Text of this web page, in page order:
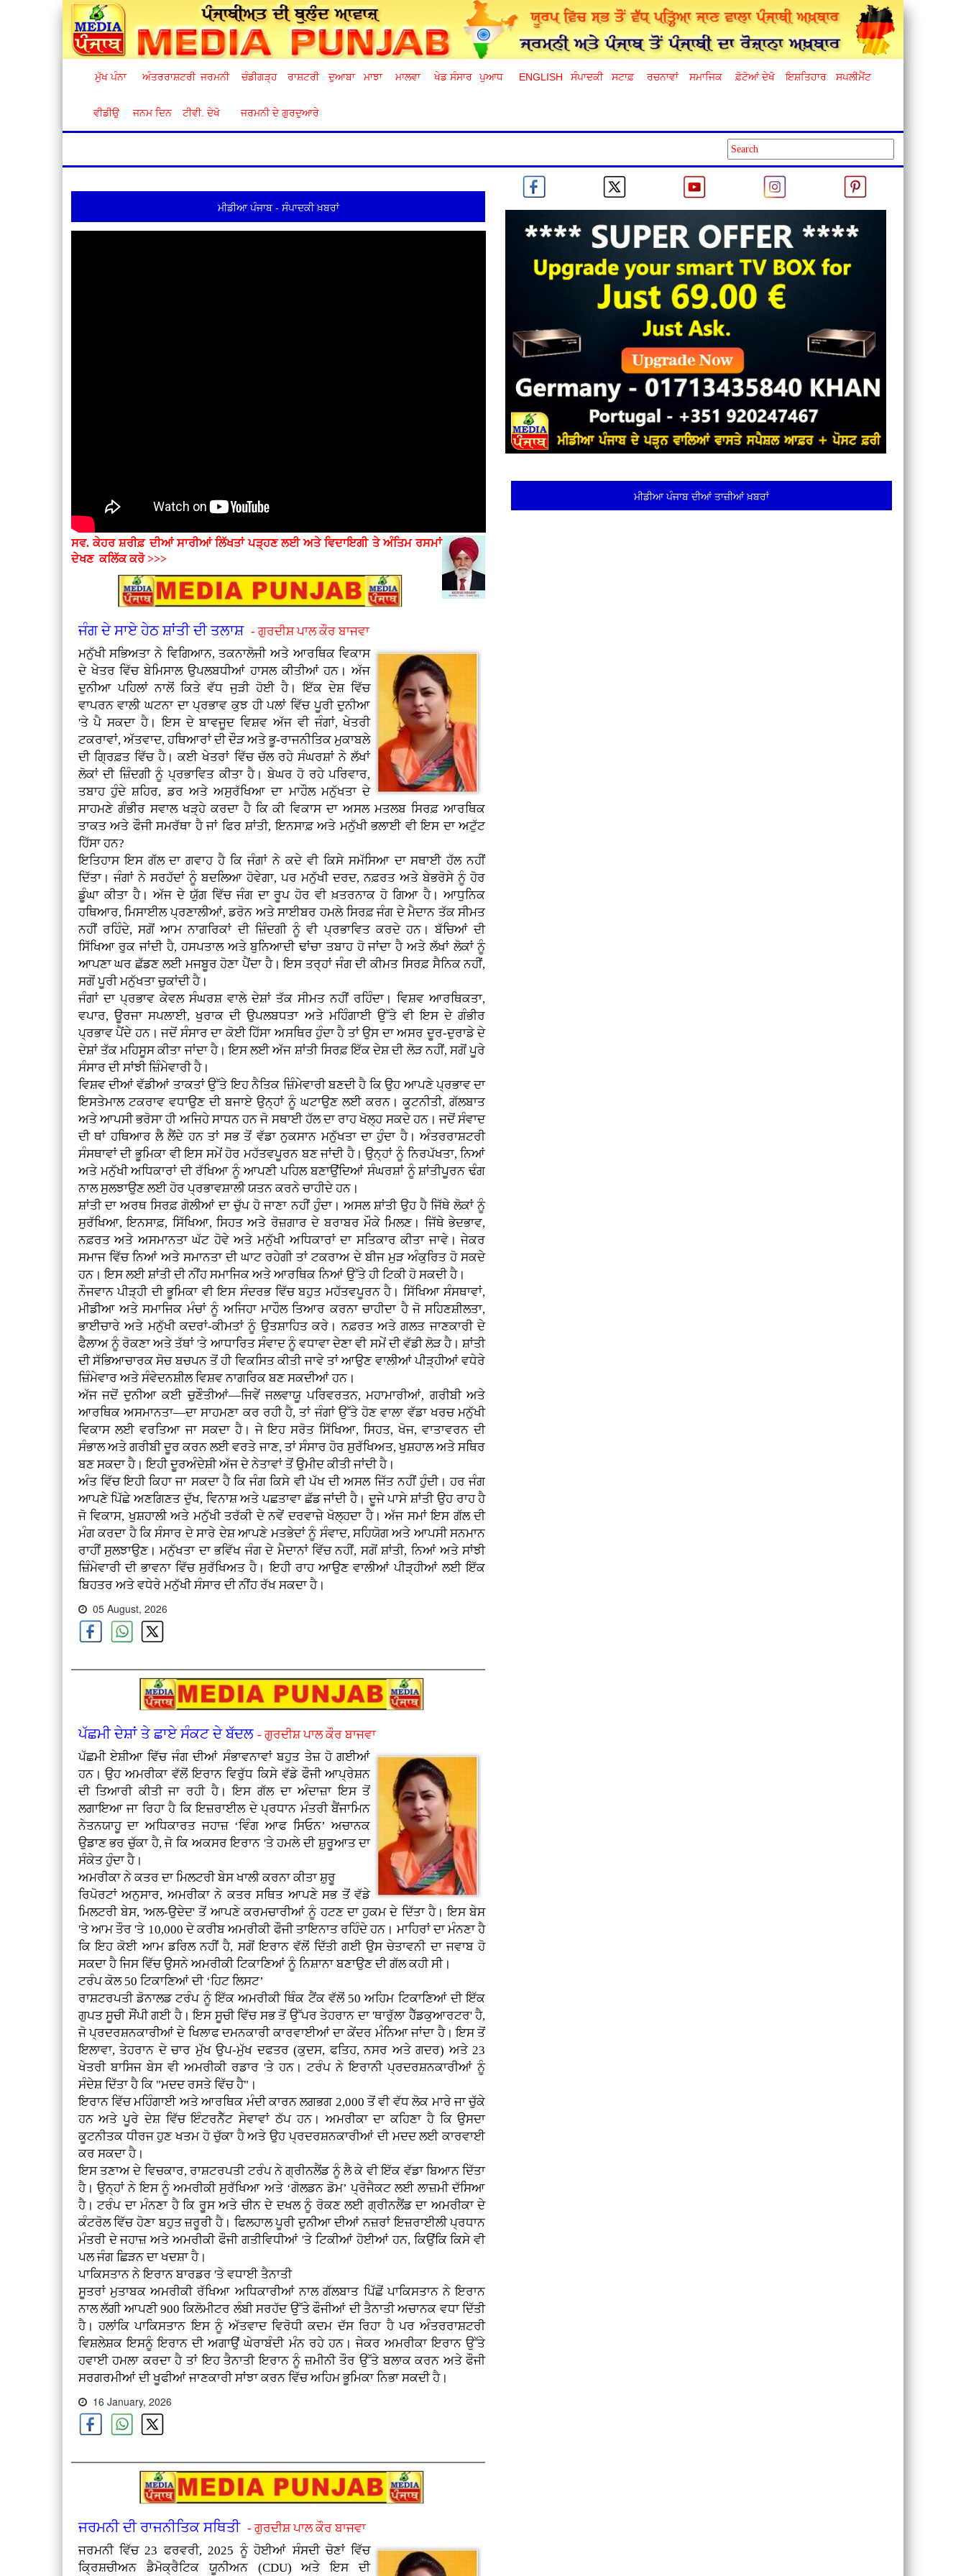
ਮੁੱਖ ਪੰਨਾ ਅੰਤਰਰਾਸ਼ਟਰੀ ਜਰਮਨੀ ਚੰਡੀਗੜ੍ਹ ਰਾਸ਼ਟਰੀ ਦੁਆਬਾ ਮਾਝਾ ਮਾਲਵਾ ਖੇਡ ਸੰਸਾਰ ਪੁਆਧ ENGLISH ਸੰਪਾਦਕੀ ਸਟਾਫ਼ ਰਚਨਾਵਾਂ ਸਮਾਜਿਕ ਫ਼ੋਟੋਆਂ ਦੇਖੋ ਇਸ਼ਤਿਹਾਰ ਸਪਲੀਮੈਂਟ
ਵੀਡੀਉ ਜਨਮ ਦਿਨ ਟੀਵੀ. ਦੇਖੋ ਜਰਮਨੀ ਦੇ ਗੁਰਦੁਆਰੇ
ਮੀਡੀਆ ਪੰਜਾਬ - ਸੰਪਾਦਕੀ ਖ਼ਬਰਾਂ
ਸਵ. ਕੇਹਰ ਸ਼ਰੀਫ਼ ਦੀਆਂ ਸਾਰੀਆਂ ਲਿੱਖਤਾਂ ਪੜ੍ਹਣ ਲਈ ਅਤੇਵਿਦਾਇਗੀ ਤੇ ਅੰਤਿਮ ਰਸਮਾਂ
ਦੇਖਣ ਕਲਿੱਕ ਕਰੋ >>>
ਜੰਗ ਦੇ ਸਾਏ ਹੇਠ ਸ਼ਾਂਤੀ ਦੀ ਤਲਾਸ਼ - ਗੁਰਦੀਸ਼ ਪਾਲ ਕੌਰ ਬਾਜਵਾ
ਮਨੁੱਖੀ ਸਭਿਅਤਾ ਨੇ ਵਿਗਿਆਨ, ਤਕਨਾਲੋਜੀ ਅਤੇ ਆਰਥਿਕ ਵਿਕਾਸ
ਦੇ ਖੇਤਰ ਵਿੱਚ ਬੇਮਿਸਾਲ ਉਪਲਬਧੀਆਂ ਹਾਸਲ ਕੀਤੀਆਂ ਹਨ। ਅੱਜ
ਦੁਨੀਆ ਪਹਿਲਾਂ ਨਾਲੋਂ ਕਿਤੇ ਵੱਧ ਜੁੜੀ ਹੋਈ ਹੈ। ਇੱਕ ਦੇਸ਼ ਵਿੱਚ
ਵਾਪਰਨ ਵਾਲੀ ਘਟਨਾ ਦਾ ਪ੍ਰਭਾਵ ਕੁਝ ਹੀ ਪਲਾਂ ਵਿੱਚ ਪੂਰੀ ਦੁਨੀਆ
'ਤੇ ਪੈ ਸਕਦਾ ਹੈ। ਇਸ ਦੇ ਬਾਵਜੂਦ ਵਿਸ਼ਵ ਅੱਜ ਵੀ ਜੰਗਾਂ, ਖੇਤਰੀ
ਟਕਰਾਵਾਂ, ਅੱਤਵਾਦ, ਹਥਿਆਰਾਂ ਦੀ ਦੌੜ ਅਤੇ ਭੂ-ਰਾਜਨੀਤਿਕ ਮੁਕਾਬਲੇ
ਦੀ ਗ੍ਰਿਫ਼ਤ ਵਿੱਚ ਹੈ। ਕਈ ਖੇਤਰਾਂ ਵਿੱਚ ਚੱਲ ਰਹੇ ਸੰਘਰਸ਼ਾਂ ਨੇ ਲੱਖਾਂ
ਲੋਕਾਂ ਦੀ ਜ਼ਿੰਦਗੀ ਨੂੰ ਪ੍ਰਭਾਵਿਤ ਕੀਤਾ ਹੈ। ਬੇਘਰ ਹੋ ਰਹੇ ਪਰਿਵਾਰ,
ਤਬਾਹ ਹੁੰਦੇ ਸ਼ਹਿਰ, ਡਰ ਅਤੇ ਅਸੁਰੱਖਿਆ ਦਾ ਮਾਹੌਲ ਮਨੁੱਖਤਾ ਦੇ
ਸਾਹਮਣੇ ਗੰਭੀਰ ਸਵਾਲ ਖੜ੍ਹੇ ਕਰਦਾ ਹੈ ਕਿ ਕੀ ਵਿਕਾਸ ਦਾ ਅਸਲ ਮਤਲਬ ਸਿਰਫ਼ ਆਰਥਿਕ
ਤਾਕਤ ਅਤੇ ਫੌਜੀ ਸਮਰੱਥਾ ਹੈ ਜਾਂ ਫਿਰ ਸ਼ਾਂਤੀ, ਇਨਸਾਫ਼ ਅਤੇ ਮਨੁੱਖੀ ਭਲਾਈ ਵੀ ਇਸ ਦਾ ਅਟੁੱਟ
ਹਿੱਸਾ ਹਨ?
ਇਤਿਹਾਸ ਇਸ ਗੱਲ ਦਾ ਗਵਾਹ ਹੈ ਕਿ ਜੰਗਾਂ ਨੇ ਕਦੇ ਵੀ ਕਿਸੇ ਸਮੱਸਿਆ ਦਾ ਸਥਾਈ ਹੱਲ ਨਹੀਂ
ਦਿੱਤਾ। ਜੰਗਾਂ ਨੇ ਸਰਹੱਦਾਂ ਨੂੰ ਬਦਲਿਆ ਹੋਵੇਗਾ, ਪਰ ਮਨੁੱਖੀ ਦਰਦ, ਨਫ਼ਰਤ ਅਤੇ ਬੇਭਰੋਸੇ ਨੂੰ ਹੋਰ
ਡੂੰਘਾ ਕੀਤਾ ਹੈ। ਅੱਜ ਦੇ ਯੁੱਗ ਵਿੱਚ ਜੰਗ ਦਾ ਰੂਪ ਹੋਰ ਵੀ ਖ਼ਤਰਨਾਕ ਹੋ ਗਿਆ ਹੈ। ਆਧੁਨਿਕ
ਹਥਿਆਰ, ਮਿਸਾਈਲ ਪ੍ਰਣਾਲੀਆਂ, ਡਰੋਨ ਅਤੇ ਸਾਈਬਰ ਹਮਲੇ ਸਿਰਫ਼ ਜੰਗ ਦੇ ਮੈਦਾਨ ਤੱਕ ਸੀਮਤ
ਨਹੀਂ ਰਹਿੰਦੇ, ਸਗੋਂ ਆਮ ਨਾਗਰਿਕਾਂ ਦੀ ਜ਼ਿੰਦਗੀ ਨੂੰ ਵੀ ਪ੍ਰਭਾਵਿਤ ਕਰਦੇ ਹਨ। ਬੱਚਿਆਂ ਦੀ
ਸਿੱਖਿਆ ਰੁਕ ਜਾਂਦੀ ਹੈ, ਹਸਪਤਾਲ ਅਤੇ ਬੁਨਿਆਦੀ ਢਾਂਚਾ ਤਬਾਹ ਹੋ ਜਾਂਦਾ ਹੈ ਅਤੇ ਲੱਖਾਂ ਲੋਕਾਂ ਨੂੰ
ਆਪਣਾ ਘਰ ਛੱਡਣ ਲਈ ਮਜਬੂਰ ਹੋਣਾ ਪੈਂਦਾ ਹੈ। ਇਸ ਤਰ੍ਹਾਂ ਜੰਗ ਦੀ ਕੀਮਤ ਸਿਰਫ਼ ਸੈਨਿਕ ਨਹੀਂ,
ਸਗੋਂ ਪੂਰੀ ਮਨੁੱਖਤਾ ਚੁਕਾਂਦੀ ਹੈ।
ਜੰਗਾਂ ਦਾ ਪ੍ਰਭਾਵ ਕੇਵਲ ਸੰਘਰਸ਼ ਵਾਲੇ ਦੇਸ਼ਾਂ ਤੱਕ ਸੀਮਤ ਨਹੀਂ ਰਹਿੰਦਾ। ਵਿਸ਼ਵ ਆਰਥਿਕਤਾ,
ਵਪਾਰ, ਊਰਜਾ ਸਪਲਾਈ, ਖੁਰਾਕ ਦੀ ਉਪਲਬਧਤਾ ਅਤੇ ਮਹਿੰਗਾਈ ਉੱਤੇ ਵੀ ਇਸ ਦੇ ਗੰਭੀਰ
ਪ੍ਰਭਾਵ ਪੈਂਦੇ ਹਨ। ਜਦੋਂ ਸੰਸਾਰ ਦਾ ਕੋਈ ਹਿੱਸਾ ਅਸਥਿਰ ਹੁੰਦਾ ਹੈ ਤਾਂ ਉਸ ਦਾ ਅਸਰ ਦੂਰ-ਦੁਰਾਡੇ ਦੇ
ਦੇਸ਼ਾਂ ਤੱਕ ਮਹਿਸੂਸ ਕੀਤਾ ਜਾਂਦਾ ਹੈ। ਇਸ ਲਈ ਅੱਜ ਸ਼ਾਂਤੀ ਸਿਰਫ਼ ਇੱਕ ਦੇਸ਼ ਦੀ ਲੋੜ ਨਹੀਂ, ਸਗੋਂ ਪੂਰੇ
ਸੰਸਾਰ ਦੀ ਸਾਂਝੀ ਜ਼ਿੰਮੇਵਾਰੀ ਹੈ।
ਵਿਸ਼ਵ ਦੀਆਂ ਵੱਡੀਆਂ ਤਾਕਤਾਂ ਉੱਤੇ ਇਹ ਨੈਤਿਕ ਜ਼ਿੰਮੇਵਾਰੀ ਬਣਦੀ ਹੈ ਕਿ ਉਹ ਆਪਣੇ ਪ੍ਰਭਾਵ ਦਾ
ਇਸਤੇਮਾਲ ਟਕਰਾਵ ਵਧਾਉਣ ਦੀ ਬਜਾਏ ਉਨ੍ਹਾਂ ਨੂੰ ਘਟਾਉਣ ਲਈ ਕਰਨ। ਕੂਟਨੀਤੀ, ਗੱਲਬਾਤ
ਅਤੇ ਆਪਸੀ ਭਰੋਸਾ ਹੀ ਅਜਿਹੇ ਸਾਧਨ ਹਨ ਜੋ ਸਥਾਈ ਹੱਲ ਦਾ ਰਾਹ ਖੋਲ੍ਹ ਸਕਦੇ ਹਨ। ਜਦੋਂ ਸੰਵਾਦ
ਦੀ ਥਾਂ ਹਥਿਆਰ ਲੈ ਲੈਂਦੇ ਹਨ ਤਾਂ ਸਭ ਤੋਂ ਵੱਡਾ ਨੁਕਸਾਨ ਮਨੁੱਖਤਾ ਦਾ ਹੁੰਦਾ ਹੈ। ਅੰਤਰਰਾਸ਼ਟਰੀ
ਸੰਸਥਾਵਾਂ ਦੀ ਭੂਮਿਕਾ ਵੀ ਇਸ ਸਮੇਂ ਹੋਰ ਮਹੱਤਵਪੂਰਨ ਬਣ ਜਾਂਦੀ ਹੈ। ਉਨ੍ਹਾਂ ਨੂੰ ਨਿਰਪੱਖਤਾ, ਨਿਆਂ
ਅਤੇ ਮਨੁੱਖੀ ਅਧਿਕਾਰਾਂ ਦੀ ਰੱਖਿਆ ਨੂੰ ਆਪਣੀ ਪਹਿਲ ਬਣਾਉਂਦਿਆਂ ਸੰਘਰਸ਼ਾਂ ਨੂੰ ਸ਼ਾਂਤੀਪੂਰਨ ਢੰਗ
ਨਾਲ ਸੁਲਝਾਉਣ ਲਈ ਹੋਰ ਪ੍ਰਭਾਵਸ਼ਾਲੀ ਯਤਨ ਕਰਨੇ ਚਾਹੀਦੇ ਹਨ।
ਸ਼ਾਂਤੀ ਦਾ ਅਰਥ ਸਿਰਫ਼ ਗੋਲੀਆਂ ਦਾ ਚੁੱਪ ਹੋ ਜਾਣਾ ਨਹੀਂ ਹੁੰਦਾ। ਅਸਲ ਸ਼ਾਂਤੀ ਉਹ ਹੈ ਜਿੱਥੇ ਲੋਕਾਂ ਨੂੰ
ਸੁਰੱਖਿਆ, ਇਨਸਾਫ਼, ਸਿੱਖਿਆ, ਸਿਹਤ ਅਤੇ ਰੋਜ਼ਗਾਰ ਦੇ ਬਰਾਬਰ ਮੌਕੇ ਮਿਲਣ। ਜਿੱਥੇ ਭੇਦਭਾਵ,
ਨਫ਼ਰਤ ਅਤੇ ਅਸਮਾਨਤਾ ਘੱਟ ਹੋਵੇ ਅਤੇ ਮਨੁੱਖੀ ਅਧਿਕਾਰਾਂ ਦਾ ਸਤਿਕਾਰ ਕੀਤਾ ਜਾਵੇ। ਜੇਕਰ
ਸਮਾਜ ਵਿੱਚ ਨਿਆਂ ਅਤੇ ਸਮਾਨਤਾ ਦੀ ਘਾਟ ਰਹੇਗੀ ਤਾਂ ਟਕਰਾਅ ਦੇ ਬੀਜ ਮੁੜ ਅੰਕੁਰਿਤ ਹੋ ਸਕਦੇ
ਹਨ। ਇਸ ਲਈ ਸ਼ਾਂਤੀ ਦੀ ਨੀਂਹ ਸਮਾਜਿਕ ਅਤੇ ਆਰਥਿਕ ਨਿਆਂ ਉੱਤੇ ਹੀ ਟਿਕੀ ਹੋ ਸਕਦੀ ਹੈ।
ਨੌਜਵਾਨ ਪੀੜ੍ਹੀ ਦੀ ਭੂਮਿਕਾ ਵੀ ਇਸ ਸੰਦਰਭ ਵਿੱਚ ਬਹੁਤ ਮਹੱਤਵਪੂਰਨ ਹੈ। ਸਿੱਖਿਆ ਸੰਸਥਾਵਾਂ,
ਮੀਡੀਆ ਅਤੇ ਸਮਾਜਿਕ ਮੰਚਾਂ ਨੂੰ ਅਜਿਹਾ ਮਾਹੌਲ ਤਿਆਰ ਕਰਨਾ ਚਾਹੀਦਾ ਹੈ ਜੋ ਸਹਿਣਸ਼ੀਲਤਾ,
ਭਾਈਚਾਰੇ ਅਤੇ ਮਨੁੱਖੀ ਕਦਰਾਂ-ਕੀਮਤਾਂ ਨੂੰ ਉਤਸ਼ਾਹਿਤ ਕਰੇ। ਨਫ਼ਰਤ ਅਤੇ ਗਲਤ ਜਾਣਕਾਰੀ ਦੇ
ਫੈਲਾਅ ਨੂੰ ਰੋਕਣਾ ਅਤੇ ਤੱਥਾਂ 'ਤੇ ਆਧਾਰਿਤ ਸੰਵਾਦ ਨੂੰ ਵਧਾਵਾ ਦੇਣਾ ਵੀ ਸਮੇਂ ਦੀ ਵੱਡੀ ਲੋੜ ਹੈ। ਸ਼ਾਂਤੀ
ਦੀ ਸੱਭਿਆਚਾਰਕ ਸੋਚ ਬਚਪਨ ਤੋਂ ਹੀ ਵਿਕਸਿਤ ਕੀਤੀ ਜਾਵੇ ਤਾਂ ਆਉਣ ਵਾਲੀਆਂ ਪੀੜ੍ਹੀਆਂ ਵਧੇਰੇ
ਜ਼ਿੰਮੇਵਾਰ ਅਤੇ ਸੰਵੇਦਨਸ਼ੀਲ ਵਿਸ਼ਵ ਨਾਗਰਿਕ ਬਣ ਸਕਦੀਆਂ ਹਨ।
ਅੱਜ ਜਦੋਂ ਦੁਨੀਆ ਕਈ ਚੁਣੌਤੀਆਂ—ਜਿਵੇਂ ਜਲਵਾਯੂ ਪਰਿਵਰਤਨ, ਮਹਾਮਾਰੀਆਂ, ਗਰੀਬੀ ਅਤੇ
ਆਰਥਿਕ ਅਸਮਾਨਤਾ—ਦਾ ਸਾਹਮਣਾ ਕਰ ਰਹੀ ਹੈ, ਤਾਂ ਜੰਗਾਂ ਉੱਤੇ ਹੋਣ ਵਾਲਾ ਵੱਡਾ ਖਰਚ ਮਨੁੱਖੀ
ਵਿਕਾਸ ਲਈ ਵਰਤਿਆ ਜਾ ਸਕਦਾ ਹੈ। ਜੇ ਇਹ ਸਰੋਤ ਸਿੱਖਿਆ, ਸਿਹਤ, ਖੋਜ, ਵਾਤਾਵਰਨ ਦੀ
ਸੰਭਾਲ ਅਤੇ ਗਰੀਬੀ ਦੂਰ ਕਰਨ ਲਈ ਵਰਤੇ ਜਾਣ, ਤਾਂ ਸੰਸਾਰ ਹੋਰ ਸੁਰੱਖਿਅਤ, ਖੁਸ਼ਹਾਲ ਅਤੇ ਸਥਿਰ
ਬਣ ਸਕਦਾ ਹੈ। ਇਹੀ ਦੂਰਅੰਦੇਸ਼ੀ ਅੱਜ ਦੇ ਨੇਤਾਵਾਂ ਤੋਂ ਉਮੀਦ ਕੀਤੀ ਜਾਂਦੀ ਹੈ।
ਅੰਤ ਵਿੱਚ ਇਹੀ ਕਿਹਾ ਜਾ ਸਕਦਾ ਹੈ ਕਿ ਜੰਗ ਕਿਸੇ ਵੀ ਪੱਖ ਦੀ ਅਸਲ ਜਿੱਤ ਨਹੀਂ ਹੁੰਦੀ। ਹਰ ਜੰਗ
ਆਪਣੇ ਪਿੱਛੇ ਅਣਗਿਣਤ ਦੁੱਖ, ਵਿਨਾਸ਼ ਅਤੇ ਪਛਤਾਵਾ ਛੱਡ ਜਾਂਦੀ ਹੈ। ਦੂਜੇ ਪਾਸੇ ਸ਼ਾਂਤੀ ਉਹ ਰਾਹ ਹੈ
ਜੋ ਵਿਕਾਸ, ਖੁਸ਼ਹਾਲੀ ਅਤੇ ਮਨੁੱਖੀ ਤਰੱਕੀ ਦੇ ਨਵੇਂ ਦਰਵਾਜ਼ੇ ਖੋਲ੍ਹਦਾ ਹੈ। ਅੱਜ ਸਮਾਂ ਇਸ ਗੱਲ ਦੀ
ਮੰਗ ਕਰਦਾ ਹੈ ਕਿ ਸੰਸਾਰ ਦੇ ਸਾਰੇ ਦੇਸ਼ ਆਪਣੇ ਮਤਭੇਦਾਂ ਨੂੰ ਸੰਵਾਦ, ਸਹਿਯੋਗ ਅਤੇ ਆਪਸੀ ਸਨਮਾਨ
ਰਾਹੀਂ ਸੁਲਝਾਉਣ। ਮਨੁੱਖਤਾ ਦਾ ਭਵਿੱਖ ਜੰਗ ਦੇ ਮੈਦਾਨਾਂ ਵਿੱਚ ਨਹੀਂ, ਸਗੋਂ ਸ਼ਾਂਤੀ, ਨਿਆਂ ਅਤੇ ਸਾਂਝੀ
ਜ਼ਿੰਮੇਵਾਰੀ ਦੀ ਭਾਵਨਾ ਵਿੱਚ ਸੁਰੱਖਿਅਤ ਹੈ। ਇਹੀ ਰਾਹ ਆਉਣ ਵਾਲੀਆਂ ਪੀੜ੍ਹੀਆਂ ਲਈ ਇੱਕ
ਬਿਹਤਰ ਅਤੇ ਵਧੇਰੇ ਮਨੁੱਖੀ ਸੰਸਾਰ ਦੀ ਨੀਂਹ ਰੱਖ ਸਕਦਾ ਹੈ।
05 August, 2026
ਪੱਛਮੀ ਦੇਸ਼ਾਂ ਤੇ ਛਾਏ ਸੰਕਟ ਦੇ ਬੱਦਲ - ਗੁਰਦੀਸ਼ ਪਾਲ ਕੌਰ ਬਾਜਵਾ
ਪੱਛਮੀ ਏਸ਼ੀਆ ਵਿੱਚ ਜੰਗ ਦੀਆਂ ਸੰਭਾਵਨਾਵਾਂ ਬਹੁਤ ਤੇਜ਼ ਹੋ ਗਈਆਂ
ਹਨ। ਉਹ ਅਮਰੀਕਾ ਵੱਲੋਂ ਇਰਾਨ ਵਿਰੁੱਧ ਕਿਸੇ ਵੱਡੇ ਫੌਜੀ ਆਪ੍ਰੇਸ਼ਨ
ਦੀ ਤਿਆਰੀ ਕੀਤੀ ਜਾ ਰਹੀ ਹੈ। ਇਸ ਗੱਲ ਦਾ ਅੰਦਾਜ਼ਾ ਇਸ ਤੋਂ
ਲਗਾਇਆ ਜਾ ਰਿਹਾ ਹੈ ਕਿ ਇਜ਼ਰਾਈਲ ਦੇ ਪ੍ਰਧਾਨ ਮੰਤਰੀ ਬੈਂਜਾਮਿਨ
ਨੇਤਨਯਾਹੂ ਦਾ ਅਧਿਕਾਰਤ ਜਹਾਜ਼ ‘ਵਿੰਗ ਆਫ ਸਿਓਨ’ ਅਚਾਨਕ
ਉਡਾਣ ਭਰ ਚੁੱਕਾ ਹੈ, ਜੋ ਕਿ ਅਕਸਰ ਇਰਾਨ 'ਤੇ ਹਮਲੇ ਦੀ ਸ਼ੁਰੂਆਤ ਦਾ
ਸੰਕੇਤ ਹੁੰਦਾ ਹੈ।
ਅਮਰੀਕਾ ਨੇ ਕਤਰ ਦਾ ਮਿਲਟਰੀ ਬੇਸ ਖਾਲੀ ਕਰਨਾ ਕੀਤਾ ਸ਼ੁਰੂ
ਰਿਪੋਰਟਾਂ ਅਨੁਸਾਰ, ਅਮਰੀਕਾ ਨੇ ਕਤਰ ਸਥਿਤ ਆਪਣੇ ਸਭ ਤੋਂ ਵੱਡੇ
ਮਿਲਟਰੀ ਬੇਸ, 'ਅਲ-ਉਦੇਦ' ਤੋਂ ਆਪਣੇ ਕਰਮਚਾਰੀਆਂ ਨੂੰ ਹਟਣ ਦਾ ਹੁਕਮ ਦੇ ਦਿੱਤਾ ਹੈ। ਇਸ ਬੇਸ
'ਤੇ ਆਮ ਤੌਰ 'ਤੇ 10,000 ਦੇ ਕਰੀਬ ਅਮਰੀਕੀ ਫੌਜੀ ਤਾਇਨਾਤ ਰਹਿੰਦੇ ਹਨ। ਮਾਹਿਰਾਂ ਦਾ ਮੰਨਣਾ ਹੈ
ਕਿ ਇਹ ਕੋਈ ਆਮ ਡਰਿਲ ਨਹੀਂ ਹੈ, ਸਗੋਂ ਇਰਾਨ ਵੱਲੋਂ ਦਿੱਤੀ ਗਈ ਉਸ ਚੇਤਾਵਨੀ ਦਾ ਜਵਾਬ ਹੋ
ਸਕਦਾ ਹੈ ਜਿਸ ਵਿੱਚ ਉਸਨੇ ਅਮਰੀਕੀ ਟਿਕਾਣਿਆਂ ਨੂੰ ਨਿਸ਼ਾਨਾ ਬਣਾਉਣ ਦੀ ਗੱਲ ਕਹੀ ਸੀ।
ਟਰੰਪ ਕੋਲ 50 ਟਿਕਾਣਿਆਂ ਦੀ ‘ਹਿਟ ਲਿਸਟ’
ਰਾਸ਼ਟਰਪਤੀ ਡੋਨਾਲਡ ਟਰੰਪ ਨੂੰ ਇੱਕ ਅਮਰੀਕੀ ਥਿੰਕ ਟੈਂਕ ਵੱਲੋਂ 50 ਅਹਿਮ ਟਿਕਾਣਿਆਂ ਦੀ ਇੱਕ
ਗੁਪਤ ਸੂਚੀ ਸੌਂਪੀ ਗਈ ਹੈ। ਇਸ ਸੂਚੀ ਵਿੱਚ ਸਭ ਤੋਂ ਉੱਪਰ ਤੇਹਰਾਨ ਦਾ 'ਥਾਰੁੱਲਾ ਹੈੱਡਕੁਆਰਟਰ' ਹੈ,
ਜੋ ਪ੍ਰਦਰਸ਼ਨਕਾਰੀਆਂ ਦੇ ਖਿਲਾਫ ਦਮਨਕਾਰੀ ਕਾਰਵਾਈਆਂ ਦਾ ਕੇਂਦਰ ਮੰਨਿਆ ਜਾਂਦਾ ਹੈ। ਇਸ ਤੋਂ
ਇਲਾਵਾ, ਤੇਹਰਾਨ ਦੇ ਚਾਰ ਮੁੱਖ ਉਪ-ਮੁੱਖ ਦਫਤਰ (ਕੁਦਸ, ਫਤਿਹ, ਨਸਰ ਅਤੇ ਗਦਰ) ਅਤੇ 23
ਖੇਤਰੀ ਬਾਸਿਜ ਬੇਸ ਵੀ ਅਮਰੀਕੀ ਰਡਾਰ 'ਤੇ ਹਨ। ਟਰੰਪ ਨੇ ਇਰਾਨੀ ਪ੍ਰਦਰਸ਼ਨਕਾਰੀਆਂ ਨੂੰ
ਸੰਦੇਸ਼ ਦਿੱਤਾ ਹੈ ਕਿ "ਮਦਦ ਰਸਤੇ ਵਿੱਚ ਹੈ"।
ਇਰਾਨ ਵਿੱਚ ਮਹਿੰਗਾਈ ਅਤੇ ਆਰਥਿਕ ਮੰਦੀ ਕਾਰਨ ਲਗਭਗ 2,000 ਤੋਂ ਵੀ ਵੱਧ ਲੋਕ ਮਾਰੇ ਜਾ ਚੁੱਕੇ
ਹਨ ਅਤੇ ਪੂਰੇ ਦੇਸ਼ ਵਿੱਚ ਇੰਟਰਨੈੱਟ ਸੇਵਾਵਾਂ ਠੱਪ ਹਨ। ਅਮਰੀਕਾ ਦਾ ਕਹਿਣਾ ਹੈ ਕਿ ਉਸਦਾ
ਕੂਟਨੀਤਕ ਧੀਰਜ ਹੁਣ ਖਤਮ ਹੋ ਚੁੱਕਾ ਹੈ ਅਤੇ ਉਹ ਪ੍ਰਦਰਸ਼ਨਕਾਰੀਆਂ ਦੀ ਮਦਦ ਲਈ ਕਾਰਵਾਈ
ਕਰ ਸਕਦਾ ਹੈ।
ਇਸ ਤਣਾਅ ਦੇ ਵਿਚਕਾਰ, ਰਾਸ਼ਟਰਪਤੀ ਟਰੰਪ ਨੇ ਗ੍ਰੀਨਲੈਂਡ ਨੂੰ ਲੈ ਕੇ ਵੀ ਇੱਕ ਵੱਡਾ ਬਿਆਨ ਦਿੱਤਾ
ਹੈ। ਉਨ੍ਹਾਂ ਨੇ ਇਸ ਨੂੰ ਅਮਰੀਕੀ ਸੁਰੱਖਿਆ ਅਤੇ ‘ਗੋਲਡਨ ਡੋਮ’ ਪ੍ਰੋਜੈਕਟ ਲਈ ਲਾਜ਼ਮੀ ਦੱਸਿਆ
ਹੈ। ਟਰੰਪ ਦਾ ਮੰਨਣਾ ਹੈ ਕਿ ਰੂਸ ਅਤੇ ਚੀਨ ਦੇ ਦਖਲ ਨੂੰ ਰੋਕਣ ਲਈ ਗ੍ਰੀਨਲੈਂਡ ਦਾ ਅਮਰੀਕਾ ਦੇ
ਕੰਟਰੋਲ ਵਿੱਚ ਹੋਣਾ ਬਹੁਤ ਜ਼ਰੂਰੀ ਹੈ। ਫਿਲਹਾਲ ਪੂਰੀ ਦੁਨੀਆ ਦੀਆਂ ਨਜ਼ਰਾਂ ਇਜ਼ਰਾਈਲੀ ਪ੍ਰਧਾਨ
ਮੰਤਰੀ ਦੇ ਜਹਾਜ਼ ਅਤੇ ਅਮਰੀਕੀ ਫੌਜੀ ਗਤੀਵਿਧੀਆਂ 'ਤੇ ਟਿਕੀਆਂ ਹੋਈਆਂ ਹਨ, ਕਿਉਂਕਿ ਕਿਸੇ ਵੀ
ਪਲ ਜੰਗ ਛਿੜਨ ਦਾ ਖਦਸ਼ਾ ਹੈ।
ਪਾਕਿਸਤਾਨ ਨੇ ਇਰਾਨ ਬਾਰਡਰ 'ਤੇ ਵਧਾਈ ਤੈਨਾਤੀ
ਸੂਤਰਾਂ ਮੁਤਾਬਕ ਅਮਰੀਕੀ ਰੱਖਿਆ ਅਧਿਕਾਰੀਆਂ ਨਾਲ ਗੱਲਬਾਤ ਪਿੱਛੋਂ ਪਾਕਿਸਤਾਨ ਨੇ ਇਰਾਨ
ਨਾਲ ਲੱਗੀ ਆਪਣੀ 900 ਕਿਲੋਮੀਟਰ ਲੰਬੀ ਸਰਹੱਦ ਉੱਤੇ ਫੌਜੀਆਂ ਦੀ ਤੈਨਾਤੀ ਅਚਾਨਕ ਵਧਾ ਦਿੱਤੀ
ਹੈ। ਹਲਾਂਕਿ ਪਾਕਿਸਤਾਨ ਇਸ ਨੂੰ ਅੱਤਵਾਦ ਵਿਰੋਧੀ ਕਦਮ ਦੱਸ ਰਿਹਾ ਹੈ ਪਰ ਅੰਤਰਰਾਸ਼ਟਰੀ
ਵਿਸ਼ਲੇਸ਼ਕ ਇਸਨੂੰ ਇਰਾਨ ਦੀ ਅਗਾਉਂ ਘੇਰਾਬੰਦੀ ਮੰਨ ਰਹੇ ਹਨ। ਜੇਕਰ ਅਮਰੀਕਾ ਇਰਾਨ ਉੱਤੇ
ਹਵਾਈ ਹਮਲਾ ਕਰਦਾ ਹੈ ਤਾਂ ਇਹ ਤੈਨਾਤੀ ਇਰਾਨ ਨੂੰ ਜ਼ਮੀਨੀ ਤੌਰ ਉੱਤੇ ਬਲਾਕ ਕਰਨ ਅਤੇ ਫੌਜੀ
ਸਰਗਰਮੀਆਂ ਦੀ ਖੂਫੀਆਂ ਜਾਣਕਾਰੀ ਸਾਂਝਾ ਕਰਨ ਵਿੱਚ ਅਹਿਮ ਭੂਮਿਕਾ ਨਿਭਾ ਸਕਦੀ ਹੈ।
16 January, 2026
ਜਰਮਨੀ ਦੀ ਰਾਜਨੀਤਿਕ ਸਥਿਤੀ - ਗੁਰਦੀਸ਼ ਪਾਲ ਕੌਰ ਬਾਜਵਾ
ਜਰਮਨੀ ਵਿੱਚ 23 ਫਰਵਰੀ, 2025 ਨੂੰ ਹੋਈਆਂ ਸੰਸਦੀ ਚੋਣਾਂ ਵਿੱਚ
ਕ੍ਰਿਸ਼ਚੀਅਨ ਡੈਮੋਕ੍ਰੈਟਿਕ ਯੂਨੀਅਨ (CDU) ਅਤੇ ਇਸ ਦੀ
ਮੀਡੀਆ ਪੰਜਾਬ ਦੀਆਂ ਤਾਜ਼ੀਆਂ ਖ਼ਬਰਾਂ